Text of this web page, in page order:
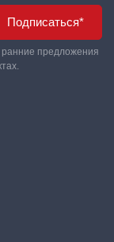
Подписаться*
предложения